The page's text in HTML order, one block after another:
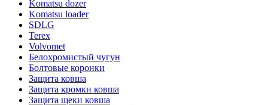
Komatsu dozer
Komatsu loader
SDLG
Terex
Volvomet
Белохромистый чугун
Болтовые коронки
Защита ковша
Защита кромки ковша
Защита щеки ковша